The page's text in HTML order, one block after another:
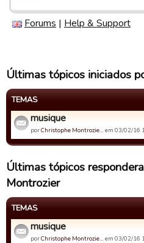
Forums | Help & Support
Últimas tópicos iniciados
TEMAS
musique
porChristophe Montrozie… em 03/02/16
Últimas tópicos
Montrozier
TEMAS
musique
porChristophe Montrozie… em 03/02/16